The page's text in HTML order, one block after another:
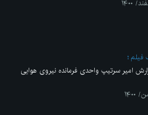
فیلم
امیر سرتیپ واحدی فرمانده نیروی هوایی